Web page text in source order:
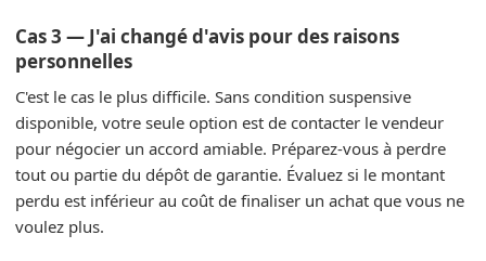
Cas 3 — J'ai changé d'avis pour des raisons
personnelles
C'est le cas le plus difficile. Sans condition suspensive
disponible, votre seule option est de contacter le vendeur
pour négocier un accord amiable. Préparez-vous à perdre
tout ou partie du dépôt de garantie. Évaluez si le montant
perdu est inférieur au coût de finaliser un achat que vous ne
voulez plus.